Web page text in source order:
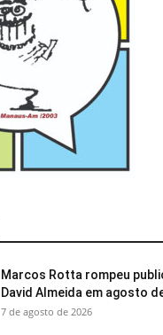
Marcos Rotta rompeu
David Almeida em agosto
7 de agosto de 2026